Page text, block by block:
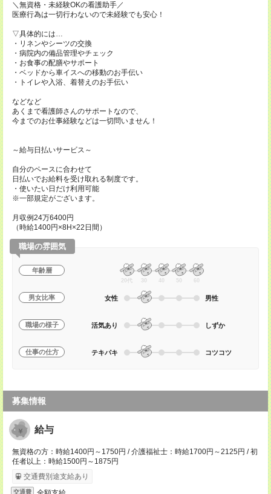
＼無資格・未経験OKの看護助手／
医療行為は一切行わないので未経験でも安心！
▽具体的には…
・リネンやシーツの交換
・病院内の備品管理やチェック
・お食事の配膳やサポート
・ベッドから車イスへの移動のお手伝い
・トイレや入浴、着替えのお手伝い
などなど
あくまで看護師さんのサポートなので、
今までのお仕事経験などは一切問いません！
～給与日払いサービス～
自分のペースに合わせて
日払いでお給料を受け取れる制度です。
・使いたい日だけ利用可能
※一部規定がございます。
月収例24万6400円
（時給1400円×8H×22日間）
職場の雰囲気
年齢層
20代 30 40 50 60
男女比率 女性 男性
職場の様子 活気あり しずか
仕事の仕方 テキパキ コツコツ
募集情報
給与
無資格の方：時給1400円～1750円 / 介護福祉士：時給1700円～2125円 / 初
任者以上：時給1500円～1875円
交通費別途支給あり
交通費